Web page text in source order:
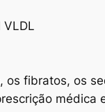
os fibratos, os
médica